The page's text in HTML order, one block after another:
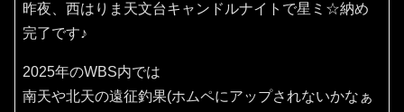
昨夜、西はりま天文台キャンドルナイトで星ミ☆納め
完了です♪
2025年のWBS内では
南天や北天の遠征釣果(ホムペにアップされないかなぁ